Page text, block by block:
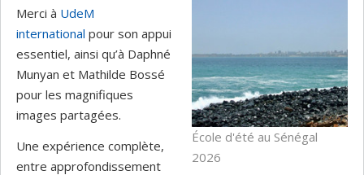
École d'été au Sénégal
2026
Merci à UdeM
international pour son appui
essentiel, ainsi qu’à Daphné
Munyan et Mathilde Bossé
pour les magnifiques
images partagées.
Une expérience complète,
entre approfondissement